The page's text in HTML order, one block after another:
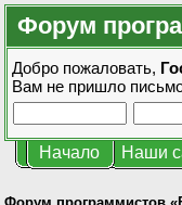
Форум
Добро пожаловать,
Вам не пришло
Начало Наши